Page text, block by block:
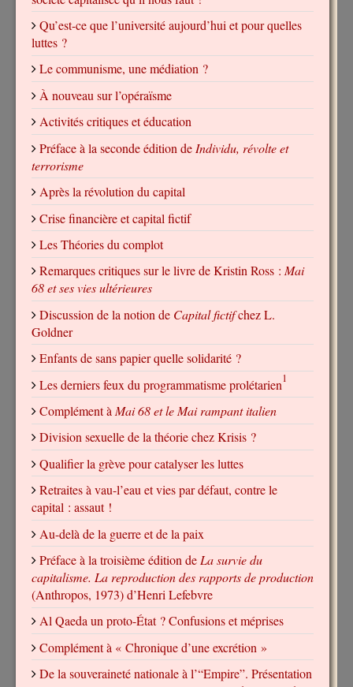
Qu’est-ce que l’université aujourd’hui et pour quelles
luttes ?
Le communisme, une médiation ?
À nouveau sur l’opéraïsme
Activités critiques et éducation
Préface à la seconde édition de Individu, révolte et
terrorisme
Après la révolution du capital
Crise financière et capital fictif
Les Théories du complot
Remarques critiques sur le livre de Kristin Ross : Mai
68 et ses vies ultérieures
Discussion de la notion de Capital fictifchez L.
Goldner
Enfants de sans papier quelle solidarité ?
Les derniers feux du programmatisme prolétarien1
Complément à Mai 68 et le Mai rampant italien
Division sexuelle de la théorie chez Krisis ?
Qualifier la grève pour catalyser les luttes
Retraites à vau-l’eau et vies par défaut, contre le
capital : assaut !
Au-delà de la guerre et de la paix
Préface à la troisième édition de La survie du
capitalisme. La reproduction des rapports de production
(Anthropos, 1973) d’Henri Lefebvre
Al Qaeda un proto-État ? Confusions et méprises
Complément à « Chronique d’une excrétion »
De la souveraineté nationale à l’“Empire”. Présentation